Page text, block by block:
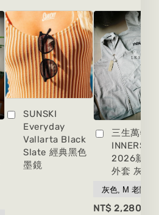
SUNSKI
Everyday
Vallarta Black
Slate 經典黑色
墨鏡
三生萬物
2026新版
外套 灰色
NT$ 2,280